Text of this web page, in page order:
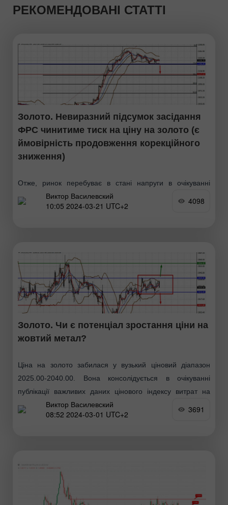
РЕКОМЕНДОВАНІ СТАТТІ
Золото. Невиразний підсумок засідання
ФРС чинитиме тиск на ціну на золото (є
ймовірність продовження корекційного
зниження)
Отже, ринок перебуває в стані напруги в очікуванні
прозорості перспектив старту зниження відсоткових
ставок Федрезервом. Будь-які порожні та позбавлені
Виктор Василевский
10:05 2024-03-21 UTC+2
4098
Золото. Чи є потенціал зростання ціни на
жовтий метал?
Ціна на золото забилася у вузький ціновий діапазон
2025.00-2040.00. Вона консолідується в очікуванні
публікації важливих даних цінового індексу витрат на
особисте споживання (РСЕ), який буде опубліковано
сьогодні о 16.30
Виктор Василевский
08:52 2024-03-01 UTC+2
3691